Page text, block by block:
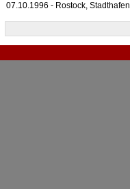
07.10.1996 - Rostock, Stadthafen